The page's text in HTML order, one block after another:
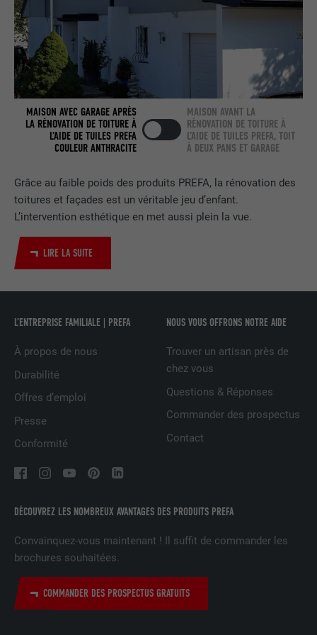
Grâce au faible poids des produits PREFA, la rénovation des
toitures et façades est un véritable jeu d’enfant.
L’intervention esthétique en met aussi plein la vue.
LIRE LA SUITE
MAISON AVEC GARAGE APRÈS
LA RÉNOVATION DE TOITURE À
L’AIDE DE TUILES PREFA
COULEUR ANTHRACITE
MAISON AVANT LA
RÉNOVATION DE TOITURE À
L’AIDE DE TUILES PREFA, TOIT
À DEUX PANS ET GARAGE
DÉCOUVREZ LES NOMBREUX AVANTAGES DES PRODUITS PREFA
Convainquez-vous maintenant ! Il suffit de commander les
brochures souhaitées.
COMMANDER DES PROSPECTUS GRATUITS
L’ENTREPRISE FAMILIALE | PREFA
À propos de nous
Durabilité
Offres d’emploi
Presse
Conformité
NOUS VOUS OFFRONS NOTRE AIDE
Trouver un artisan près de
chez vous
Questions & Réponses
Commander des prospectus
Contact
bcookie
FOURNISSEUR
EXPIRATION 2 ans
UTILITÉ
Utilisé par le service de réseau social
LinkedIn pour suivre l'utilisation de
services intégrés.
NOM bscookie
FOURNISSEUR
UTILITÉ
LinkedIn pour suivre l'utilisation de
NOM UserMatchHistory
EXPIRATION
UTILITÉ
plusieurs sites Internet afin d'afficher de
la publicité adaptée aux préférences de
NOM lidc
FOURNISSEUR LinkedIn
EXPIRATION 1 jour